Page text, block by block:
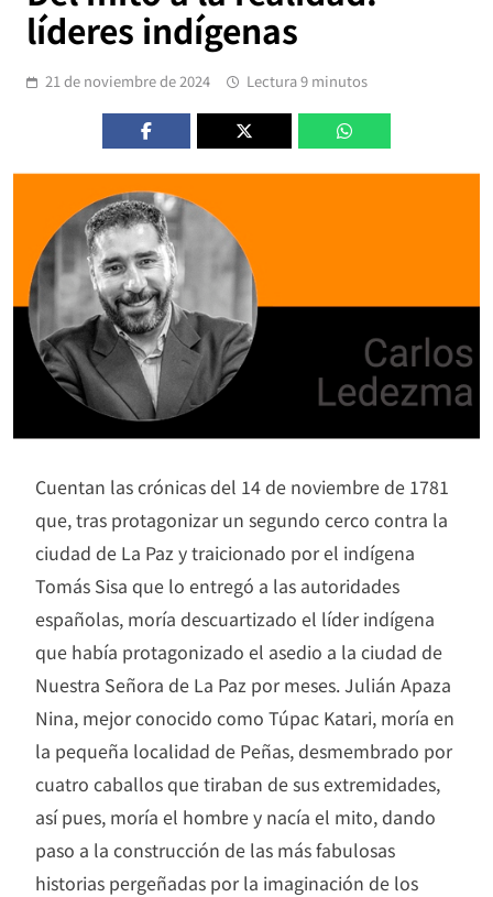
líderes indígenas
21 de noviembre de 2024 Lectura 9 minutos
Cuentan las crónicas del 14 de noviembre de 1781
que, tras protagonizar un segundo cerco contra la
ciudad de La Paz y traicionado por el indígena
Tomás Sisa que lo entregó a las autoridades
españolas, moría descuartizado el líder indígena
que había protagonizado el asedio a la ciudad de
Nuestra Señora de La Paz por meses. Julián Apaza
Nina, mejor conocido como Túpac Katari, moría en
la pequeña localidad de Peñas, desmembrado por
cuatro caballos que tiraban de sus extremidades,
así pues, moría el hombre y nacía el mito, dando
paso a la construcción de las más fabulosas
historias pergeñadas por la imaginación de los